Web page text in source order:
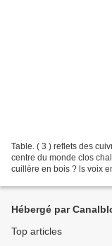
Table. ( 3 ) reflets des
centre du monde clos
cuillère en bois ? ls voix
Hébergé par
Top articles